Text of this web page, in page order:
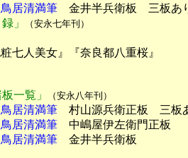
鳥居清満筆 金井半兵衛板　三板あ
」
（安永七年刊）
粧七人美女』『奈良都八重桜』
一覧」
（安永八年刊）
鳥居清満筆 村山源兵衛正板　三板
鳥居清満筆 中嶋屋伊左衛門正板
鳥居清満筆 金井半兵衛板